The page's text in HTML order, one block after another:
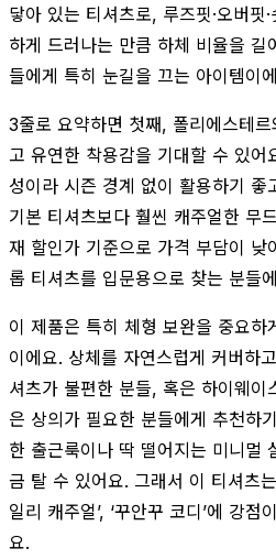
닿아 있는 티셔츠로, 루즈핏·오버핏
하게 드러나는 만큼 하체 비율을 길
들에게 특히 눈길을 끄는 아이템이
3줄로 요약하면 첫째, 폴리에스테
고 유연한 착용감을 기대할 수 있어
성이라 시즌 경계 없이 활용하기 좋
기본 티셔츠보다 훨씬 캐주얼한 무
재 할인가 기준으로 가격 부담이 낮
롭 티셔츠를 입문용으로 찾는 분들
이 제품은 특히 체형 보완을 중요하
이에요. 상체를 자연스럽게 커버하
셔츠가 불편한 분들, 혹은 하이웨이
은 상의가 필요한 분들에게 추천하
한 출근룩이나 딱 떨어지는 미니멀
금 탈 수 있어요. 그래서 이 티셔츠는
일리 캐주얼’, ‘꾸안꾸 코디’에 강
요.